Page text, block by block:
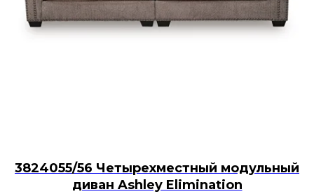
3824055/56 Четырехместный модульный
диван Ashley Elimination